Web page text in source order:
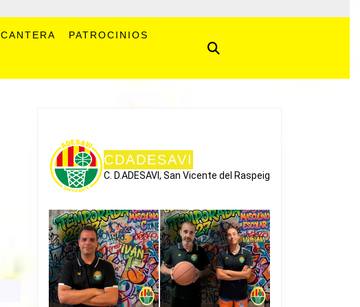
CANTERA PATROCINIOS
CDADESAVI
C. D.ADESAVI, San Vicente del Raspeig